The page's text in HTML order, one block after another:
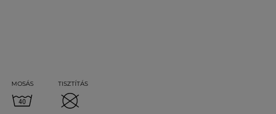
MOSÁS TISZTÍTÁS